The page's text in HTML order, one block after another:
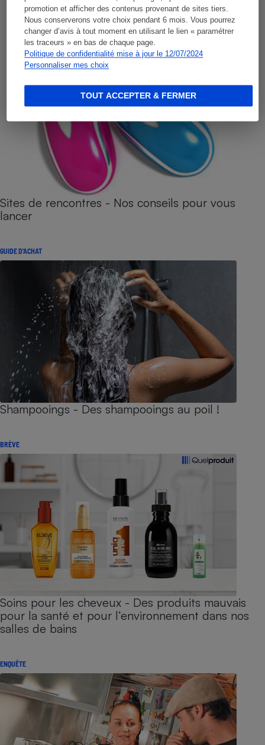
promotion et afficher des contenus provenant de sites tiers.
Nous conserverons votre choix pendant 6 mois. Vous pourrez
changer d’avis à tout moment en utilisant le lien « paramétrer
les traceurs » en bas de chaque page.
Politique de confidentialité mise à jour le 12/07/2024
Personnaliser mes choix
TOUT ACCEPTER & FERMER
Sites de rencontres - Nos conseils pour vous
lancer
GUIDE D'ACHAT
Shampooings - Des shampooings au poil !
BRÈVE
Soins pour les cheveux - Des produits mauvais
pour la santé et pour l’environnement dans nos
salles de bains
ENQUÊTE